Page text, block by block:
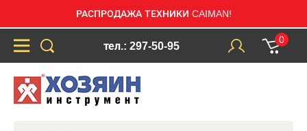
РАСПРОДАЖА ТЕХНИКИ CAIMAN!
тел.: 297-50-95
0